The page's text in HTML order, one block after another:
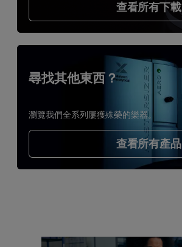
查看所有下載
尋找其他東西？
瀏覽我們全系列屢獲殊榮的樂器。
查看所有產品